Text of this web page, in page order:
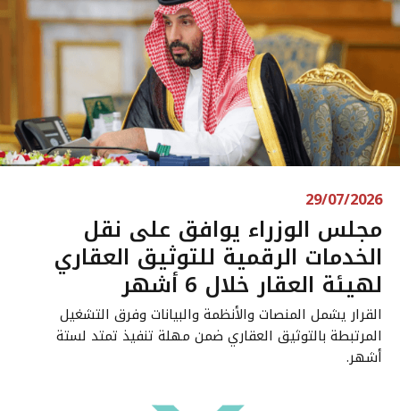
29/07/2026
مجلس الوزراء يوافق على نقل
الخدمات الرقمية للتوثيق العقاري
لهيئة العقار خلال 6 أشهر
القرار يشمل المنصات والأنظمة والبيانات وفرق التشغيل
المرتبطة بالتوثيق العقاري ضمن مهلة تنفيذ تمتد لستة
أشهر.